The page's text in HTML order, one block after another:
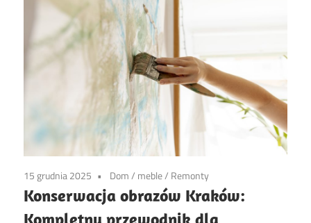
15 grudnia 2025 Dom/ meble/ Remonty
Konserwacja obrazów Kraków:
Kompletny przewodnik dla